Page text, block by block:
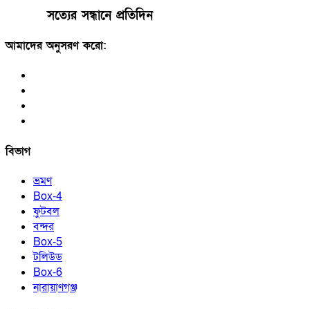
সত্যের সন্ধানে প্রতিদিন
আমাদের অনুসরণ করো:
বিভাগ
ভ্রমণ
Box-4
ফুটবল
বন্দর
Box-5
টলিউড
Box-6
নারায়াণগঞ্জ